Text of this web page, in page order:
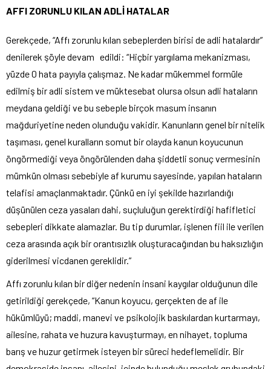
AFFI ZORUNLU KILAN ADLİ HATALAR
Gerekçede, “Affı zorunlu kılan sebeplerden birisi de adli hatalardır”
denilerek şöyle devam edildi: “Hiçbir yargılama mekanizması,
yüzde 0 hata payıyla çalışmaz. Ne kadar mükemmel formüle
edilmiş bir adli sistem ve müktesebat olursa olsun adli hataların
meydana geldiği ve bu sebeple birçok masum insanın
mağduriyetine neden olunduğu vakidir. Kanunların genel bir nitelik
taşıması, genel kuralların somut bir olayda kanun koyucunun
öngörmediği veya öngörülenden daha şiddetli sonuç vermesinin
mümkün olması sebebiyle af kurumu sayesinde, yapılan hataların
telafisi amaçlanmaktadır. Çünkü en iyi şekilde hazırlandığı
düşünülen ceza yasaları dahi, suçluluğun gerektirdiği hafifletici
sebepleri dikkate alamazlar. Bu tip durumlar, işlenen fiil ile verilen
ceza arasında açık bir orantısızlık oluşturacağından bu haksızlığın
giderilmesi vicdanen gereklidir.”
Affı zorunlu kılan bir diğer nedenin insani kaygılar olduğunun dile
getirildiği gerekçede, “Kanun koyucu, gerçekten de af ile
hükümlüyü; maddi, manevi ve psikolojik baskılardan kurtarmayı,
ailesine, rahata ve huzura kavuşturmayı, en nihayet, topluma
barış ve huzur getirmek isteyen bir süreci hedeflemelidir. Bir